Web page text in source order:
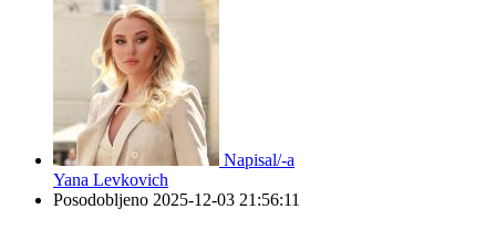
Napisal/-a
Yana Levkovich
Posodobljeno 2025-12-03 21:56:11